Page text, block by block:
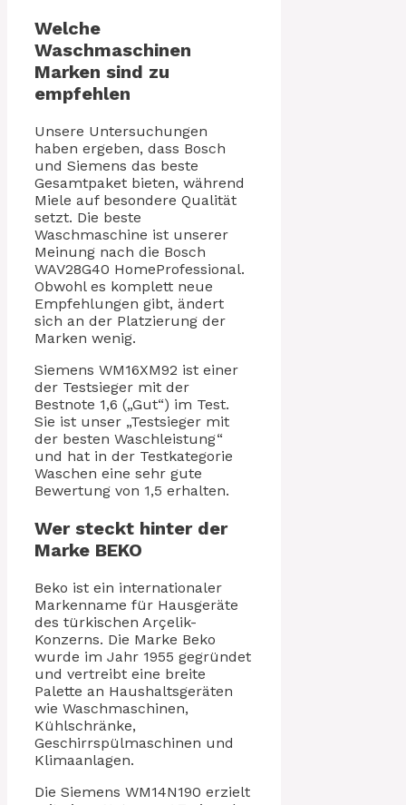
Welche
Waschmaschinen
Marken sind zu
empfehlen
Unsere Untersuchungen
haben ergeben, dass Bosch
und Siemens das beste
Gesamtpaket bieten, während
Miele auf besondere Qualität
setzt. Die beste
Waschmaschine ist unserer
Meinung nach die Bosch
WAV28G40 HomeProfessional.
Obwohl es komplett neue
Empfehlungen gibt, ändert
sich an der Platzierung der
Marken wenig.
Siemens WM16XM92 ist einer
der Testsieger mit der
Bestnote 1,6 („Gut“) im Test.
Sie ist unser „Testsieger mit
der besten Waschleistung“
und hat in der Testkategorie
Waschen eine sehr gute
Bewertung von 1,5 erhalten.
Wer steckt hinter der
Marke BEKO
Beko ist ein internationaler
Markenname für Hausgeräte
des türkischen Arçelik-
Konzerns. Die Marke Beko
wurde im Jahr 1955 gegründet
und vertreibt eine breite
Palette an Haushaltsgeräten
wie Waschmaschinen,
Kühlschränke,
Geschirrspülmaschinen und
Klimaanlagen.
Die Siemens WM14N190 erzielt